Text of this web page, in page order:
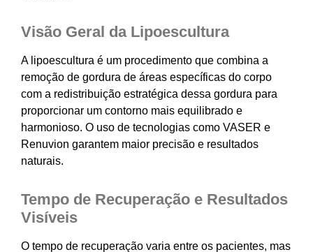
Visão Geral da Lipoescultura
A lipoescultura é um procedimento que combina a
remoção de gordura de áreas específicas do corpo
com a redistribuição estratégica dessa gordura para
proporcionar um contorno mais equilibrado e
harmonioso. O uso de tecnologias como VASER e
Renuvion garantem maior precisão e resultados
naturais.
Tempo de Recuperação e Resultados
Visíveis
O tempo de recuperação varia entre os pacientes, mas